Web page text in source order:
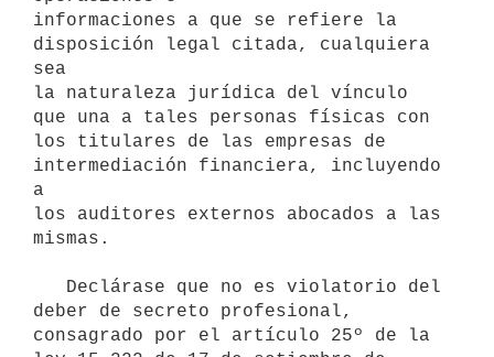
informaciones a que se refiere la
disposición legal citada, cualquiera
sea
la naturaleza jurídica del vínculo
que una a tales personas físicas con
los titulares de las empresas de
intermediación financiera, incluyendo
a
los auditores externos abocados a las
mismas.
deber de secreto profesional,
consagrado por el artículo 25º de la